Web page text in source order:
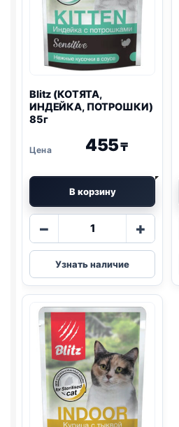
Blitz (КОТЯТА,
ИНДЕЙКА, ПОТРОШКИ)
85г
455₸
В корзину
−
Количество
Blitz
(КОТЯТА,
ИНДЕЙКА,
85г
+
Узнать наличие